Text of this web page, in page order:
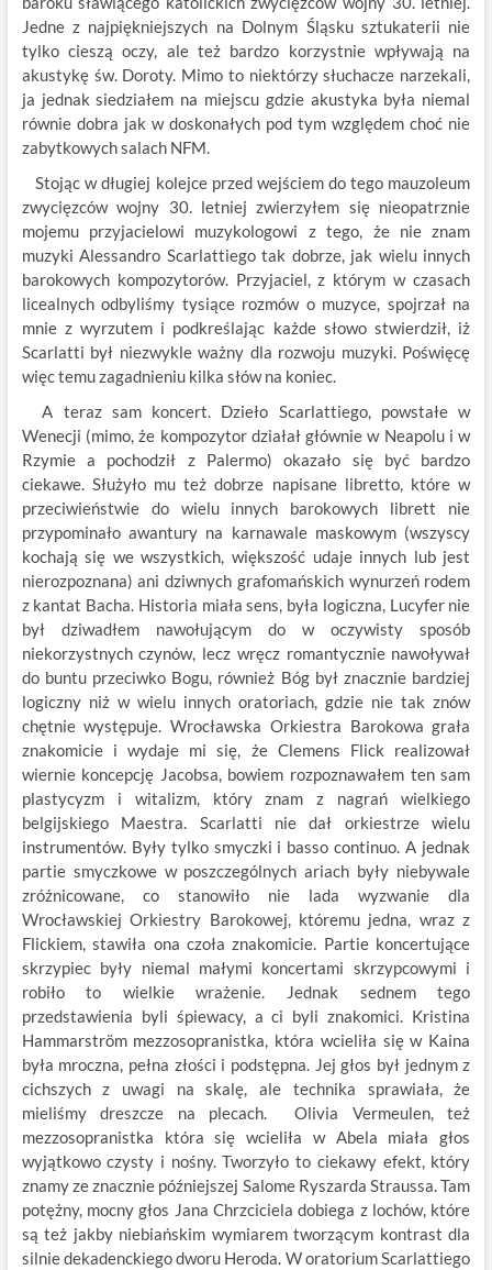
Jedne z najpiękniejszych na Dolnym Śląsku sztukaterii nie
tylko cieszą oczy, ale też bardzo korzystnie wpływają na
akustykę św. Doroty. Mimo to niektórzy słuchacze narzekali,
ja jednak siedziałem na miejscu gdzie akustyka była niemal
równie dobra jak w doskonałych pod tym względem choć nie
zabytkowych salach NFM.
Stojąc w długiej kolejce przed wejściem do tego mauzoleum
zwycięzców wojny 30. letniej zwierzyłem się nieopatrznie
mojemu przyjacielowi muzykologowi z tego, że nie znam
muzyki Alessandro Scarlattiego tak dobrze, jak wielu innych
barokowych kompozytorów. Przyjaciel, z którym w czasach
licealnych odbyliśmy tysiące rozmów o muzyce, spojrzał na
mnie z wyrzutem i podkreślając każde słowo stwierdził, iż
Scarlatti był niezwykle ważny dla rozwoju muzyki. Poświęcę
więc temu zagadnieniu kilka słów na koniec.
A teraz sam koncert. Dzieło Scarlattiego, powstałe w
Wenecji (mimo, że kompozytor działał głównie w Neapolu i w
Rzymie a pochodził z Palermo) okazało się być bardzo
ciekawe. Służyło mu też dobrze napisane libretto, które w
przeciwieństwie do wielu innych barokowych librett nie
przypominało awantury na karnawale maskowym (wszyscy
kochają się we wszystkich, większość udaje innych lub jest
nierozpoznana) ani dziwnych grafomańskich wynurzeń rodem
z kantat Bacha. Historia miała sens, była logiczna, Lucyfer nie
był dziwadłem nawołującym do w oczywisty sposób
niekorzystnych czynów, lecz wręcz romantycznie nawoływał
do buntu przeciwko Bogu, również Bóg był znacznie bardziej
logiczny niż w wielu innych oratoriach, gdzie nie tak znów
chętnie występuje. Wrocławska Orkiestra Barokowa grała
znakomicie i wydaje mi się, że Clemens Flick realizował
wiernie koncepcję Jacobsa, bowiem rozpoznawałem ten sam
plastycyzm i witalizm, który znam z nagrań wielkiego
belgijskiego Maestra. Scarlatti nie dał orkiestrze wielu
instrumentów. Były tylko smyczki i basso continuo. A jednak
partie smyczkowe w poszczególnych ariach były niebywale
zróżnicowane, co stanowiło nie lada wyzwanie dla
Wrocławskiej Orkiestry Barokowej, któremu jedna, wraz z
Flickiem, stawiła ona czoła znakomicie. Partie koncertujące
skrzypiec były niemal małymi koncertami skrzypcowymi i
robiło to wielkie wrażenie. Jednak sednem tego
przedstawienia byli śpiewacy, a ci byli znakomici. Kristina
Hammarström mezzosopranistka, która wcieliła się w Kaina
była mroczna, pełna złości i podstępna. Jej głos był jednym z
cichszych z uwagi na skalę, ale technika sprawiała, że
mieliśmy dreszcze na plecach. Olivia Vermeulen, też
mezzosopranistka która się wcieliła w Abela miała głos
wyjątkowo czysty i nośny. Tworzyło to ciekawy efekt, który
znamy ze znacznie późniejszej Salome Ryszarda Straussa. Tam
potężny, mocny głos Jana Chrzciciela dobiega z lochów, które
są też jakby niebiańskim wymiarem tworzącym kontrast dla
silnie dekadenckiego dworu Heroda. W oratorium Scarlattiego